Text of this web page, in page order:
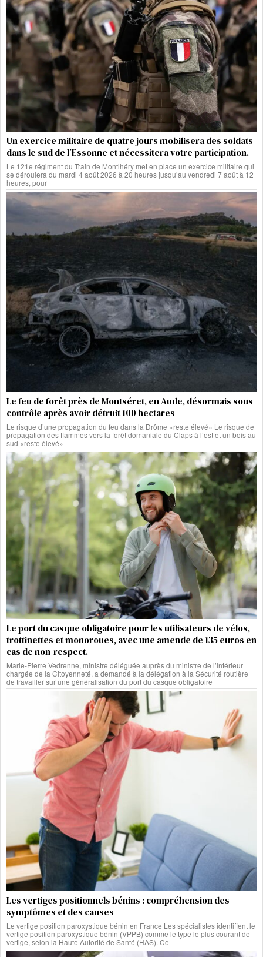
Un exercice militaire de quatre jours mobilisera des soldats
dans le sud de l’Essonne et nécessitera votre participation.
Le 121e régiment du Train de Montlhéry met en place un exercice militaire qui
se déroulera du mardi 4 août 2026 à 20 heures jusqu’au vendredi 7 août à 12
heures, pour
Le feu de forêt près de Montséret, en Aude, désormais sous
contrôle après avoir détruit 100 hectares
Le risque d’une propagation du feu dans la Drôme «reste élevé» Le risque de
propagation des flammes vers la forêt domaniale du Claps à l’est et un bois au
sud «reste élevé»
Le port du casque obligatoire pour les utilisateurs de vélos,
trottinettes et monoroues, avec une amende de 135 euros en
cas de non-respect.
Marie-Pierre Vedrenne, ministre déléguée auprès du ministre de l’Intérieur
chargée de la Citoyenneté, a demandé à la délégation à la Sécurité routière
de travailler sur une généralisation du port du casque obligatoire
Les vertiges positionnels bénins : compréhension des
symptômes et des causes
Le vertige position paroxystique bénin en France Les spécialistes identifient le
vertige position paroxystique bénin (VPPB) comme le type le plus courant de
vertige, selon la Haute Autorité de Santé (HAS). Ce